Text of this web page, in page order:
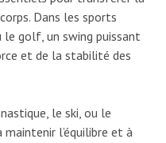
Dans les sports
golf, un swing puissant
et de la stabilité des
le ski, ou le
l’équilibre et à